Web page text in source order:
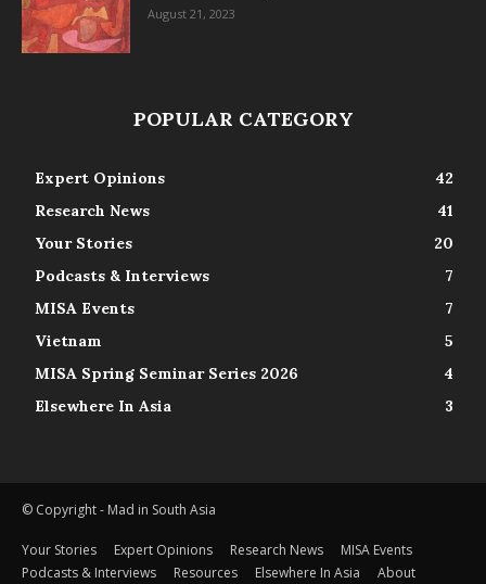
August 21, 2023
POPULAR CATEGORY
Expert Opinions
42
Research News
41
Your Stories
20
Podcasts & Interviews
7
MISA Events
7
Vietnam
5
MISA Spring Seminar Series 2026
4
Elsewhere In Asia
3
© Copyright - Mad in South Asia
Your Stories Expert Opinions Research News
MISA Events
Podcasts & Interviews
Resources Elsewhere In Asia About